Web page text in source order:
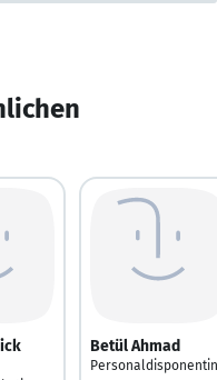
Betül Ahmad
Personaldisponentin